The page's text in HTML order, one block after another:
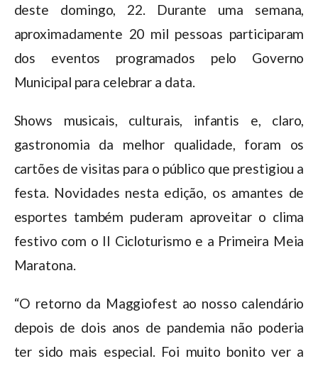
deste domingo, 22. Durante uma semana,
aproximadamente 20 mil pessoas participaram
dos eventos programados pelo Governo
Municipal para celebrar a data.
Shows musicais, culturais, infantis e, claro,
gastronomia da melhor qualidade, foram os
cartões de visitas para o público que prestigiou a
festa. Novidades nesta edição, os amantes de
esportes também puderam aproveitar o clima
festivo com o II Cicloturismo e a Primeira Meia
Maratona.
“O retorno da Maggiofest ao nosso calendário
depois de dois anos de pandemia não poderia
ter sido mais especial. Foi muito bonito ver a